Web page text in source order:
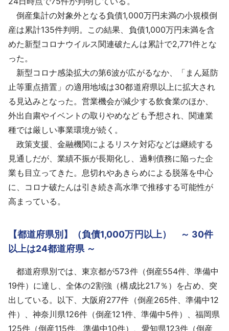
倒産集計の対象外となる負債1,000万円未満の小規模倒
産は累計135件判明。この結果、負債1,000万円未満を含
めた新型コロナウイルス関連破たんは累計で2,771件とな
った。
新型コロナ感染拡大の第6波が広がるなか、「まん延防
止等重点措置」の適用地域は30都道府県以上に拡大され
る見込みとなった。営業機会が減少する飲食業のほか、
外出自粛やイベントの取りやめなども予想され、関連業
種では厳しい事業環境が続く。
政策支援、金融機関によるリスケ対応などは継続する
見通しだが、業績不振が長期化し、過剰債務に陥った企
業も目立ってきた。息切れやあきらめによる脱落を中心
に、コロナ破たんは引き続き高水準で推移する可能性が
高まっている。
【都道府県別】（負債1,000万円以上） ～ 30件
以上は24都道府県 ～
都道府県別では、東京都が573件（倒産554件、準備中
19件）に達し、全体の2割強（構成比21.7％）を占め、突
出している。以下、大阪府277件（倒産265件、準備中12
件）、神奈川県126件（倒産121件、準備中5件）、福岡県
125件（倒産115件、準備中10件）、愛知県123件（倒産